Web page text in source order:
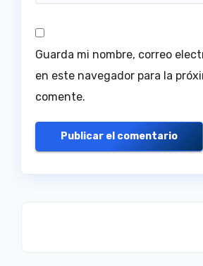
Guarda mi nombre, correo
en este navegador para la
comente.